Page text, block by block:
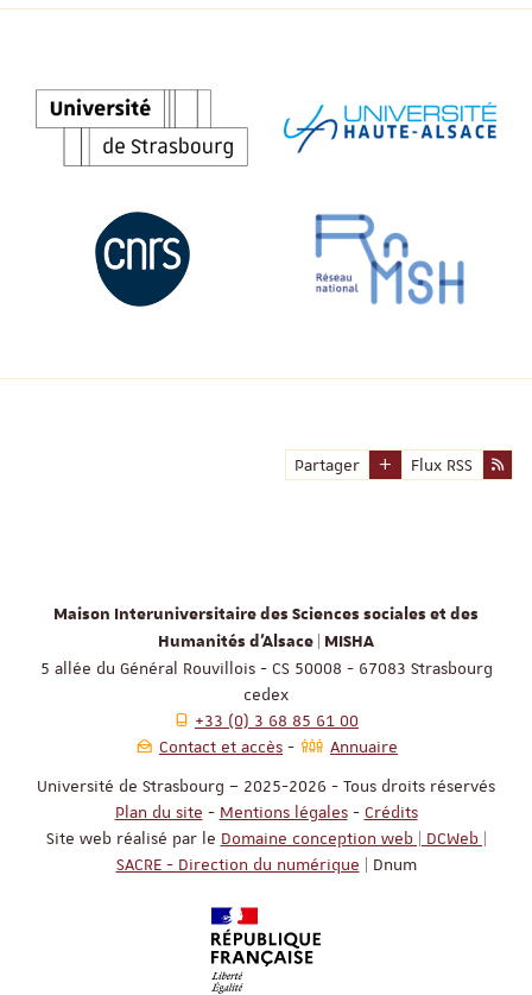
Partager Flux RSS
Maison Interuniversitaire des Sciences sociales et des
Humanités d'Alsace | MISHA
5 allée du Général Rouvillois - CS 50008 - 67083 Strasbourg
cedex
+33 (0) 3 68 85 61 00
Contact et accès
Annuaire
Université de Strasbourg – 2025-2026 - Tous droits réservés
Plan du site - Mentions légales- Crédits
Site web réalisé par le Domaine conception web | DCWeb |
SACRE - Direction du numérique | Dnum